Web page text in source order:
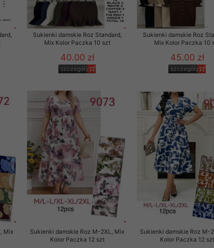
Sukienki damskie Roz Standard,
Mix Kolor Paczka 10 szt
40.00 zł
szczegóły
Sukienki damskie Roz
Mix Kolor Paczka 10
45.00 zł
szczegóły
Mix
Sukienki damskie Roz M-2XL, Mix
Kolor Paczka 12 szt
Sukienki damskie Roz M-
Kolor Paczka 12 szt